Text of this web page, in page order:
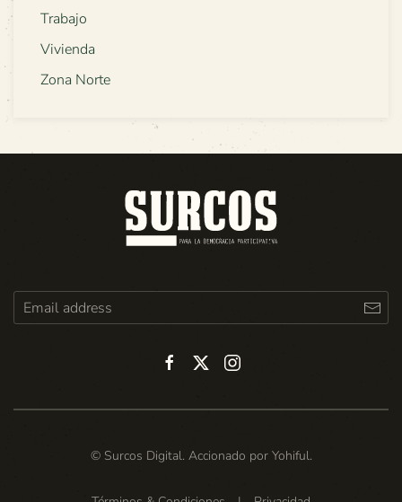
Trabajo
Vivienda
Zona Norte
© Surcos Digital. Accionado por Yohiful.